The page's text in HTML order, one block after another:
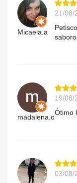
Micaela.a
21/08/
madalena.o
19/08/
Ótimo
03/08/